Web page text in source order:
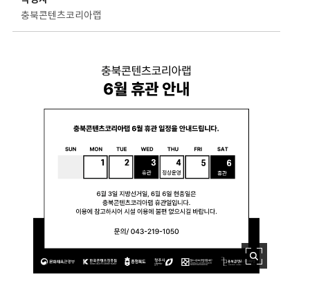
충북콘텐츠코리아랩